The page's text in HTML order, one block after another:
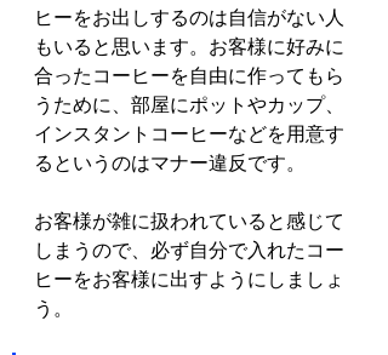
ヒーをお出しするのは自信がない人
もいると思います。お客様に好みに
合ったコーヒーを自由に作ってもら
うために、部屋にポットやカップ、
インスタントコーヒーなどを用意す
るというのはマナー違反です。
お客様が雑に扱われていると感じて
しまうので、必ず自分で入れたコー
ヒーをお客様に出すようにしましょ
う。